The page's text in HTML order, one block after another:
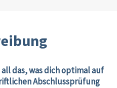
das, was dich optimal auf
Abschlussprüfung